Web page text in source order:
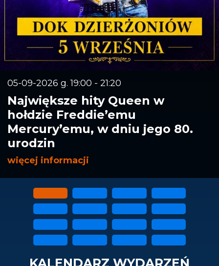
05-09-2026 g. 19:00 - 21:20
Największe hity Queen w
hołdzie Freddie’emu
Mercury’emu, w dniu jego 80.
urodzin
więcej informacji